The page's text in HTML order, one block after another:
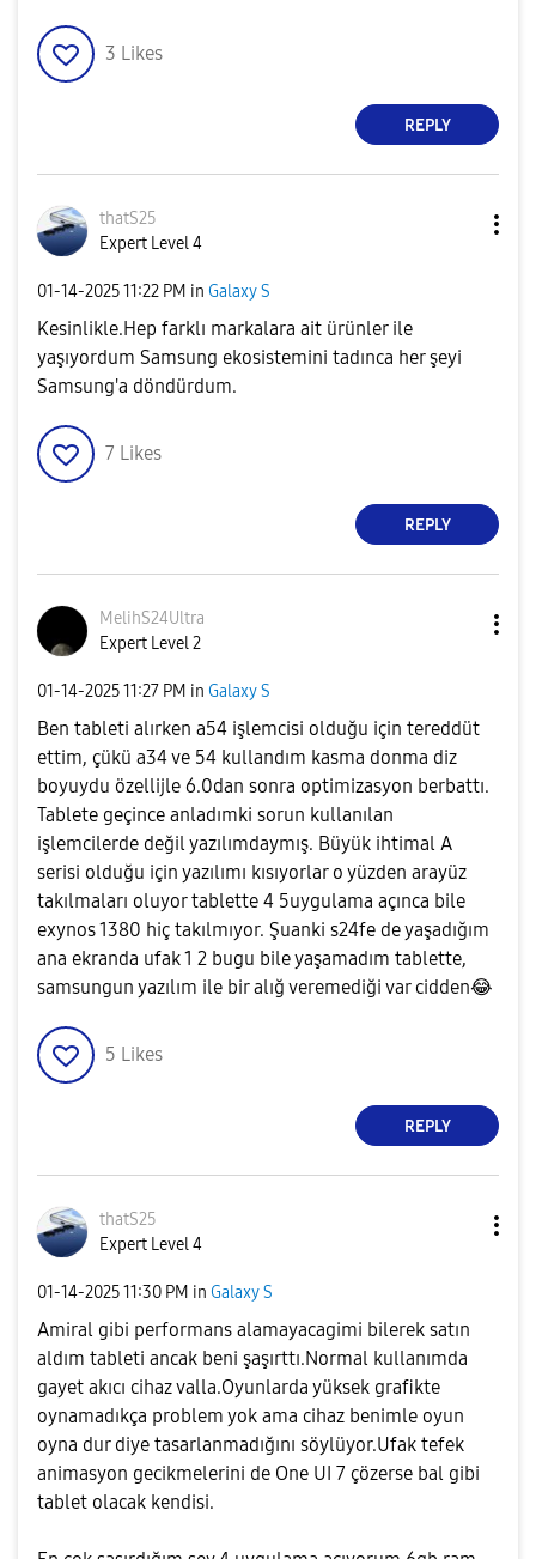
3 Likes
REPLY
thatS25
Expert Level 4
‎01-14-202511:22 PM in Galaxy S
Kesinlikle.Hep farklı markalara ait ürünler ile
yaşıyordum Samsung ekosistemini tadınca her şeyi
Samsung'a döndürdum.
7 Likes
REPLY
MelihS24Ultra
Expert Level 2
‎01-14-202511:27 PM in Galaxy S
Ben tableti alırken a54 işlemcisi olduğu için tereddüt
ettim, çükü a34 ve 54 kullandım kasma donma diz
boyuydu özellijle 6.0dan sonra optimizasyon berbattı.
Tablete geçince anladımki sorun kullanılan
işlemcilerde değil yazılımdaymış. Büyük ihtimal A
serisi olduğu için yazılımı kısıyorlar o yüzden arayüz
takılmaları oluyor tablette 4 5uygulama açınca bile
exynos 1380 hiç takılmıyor. Şuanki s24fe de yaşadığım
ana ekranda ufak 1 2 bugu bile yaşamadım tablette,
samsungun yazılım ile bir alığ veremediği var cidden😂
5 Likes
REPLY
thatS25
Expert Level 4
‎01-14-202511:30 PM in Galaxy S
Amiral gibi performans alamayacagimi bilerek satın
aldım tableti ancak beni şaşırttı.Normal kullanımda
gayet akıcı cihaz valla.Oyunlarda yüksek grafikte
oynamadıkça problem yok ama cihaz benimle oyun
oyna dur diye tasarlanmadığını söylüyor.Ufak tefek
animasyon gecikmelerini de One UI 7 çözerse bal gibi
tablet olacak kendisi.